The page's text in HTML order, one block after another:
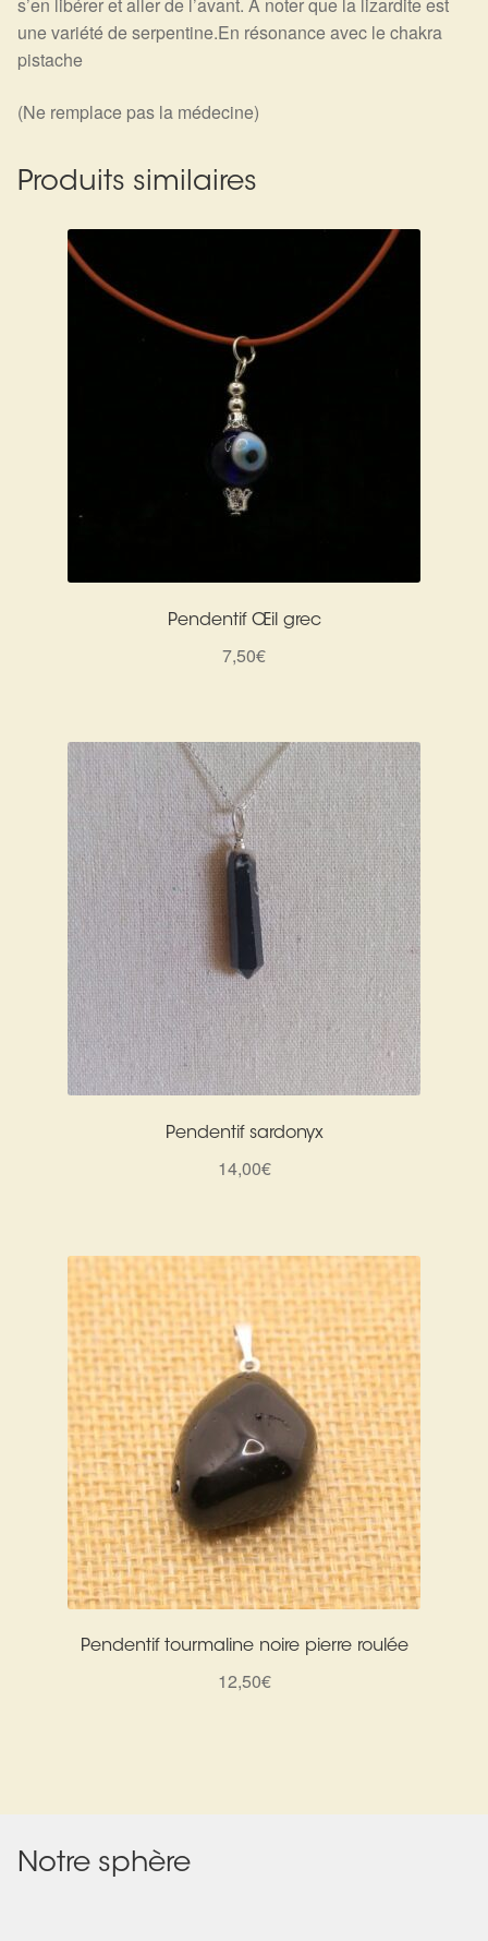
une variété de serpentine.En résonance avec le chakra
pistache
(Ne remplace pas la médecine)
Produits similaires
Pendentif Œil grec
7,50€
Pendentif sardonyx
14,00€
Pendentif tourmaline noire pierre roulée
12,50€
Notre sphère